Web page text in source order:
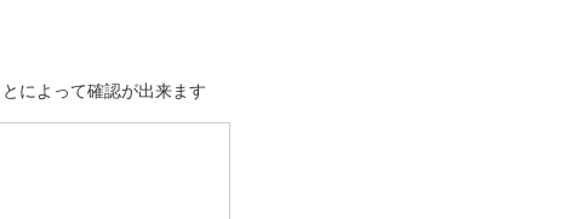
によって確認が出来ます